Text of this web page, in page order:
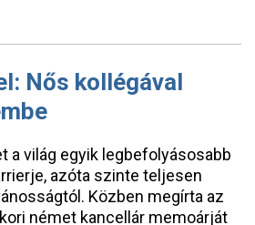
Nős kollégával
a világ egyik legbefolyásosabb
azóta szinte teljesen
Közben megírta az
német kancellár memoárját